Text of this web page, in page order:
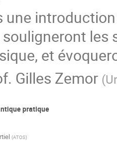
une
les
et
Gilles Zemor (
pratique
(ATOS)